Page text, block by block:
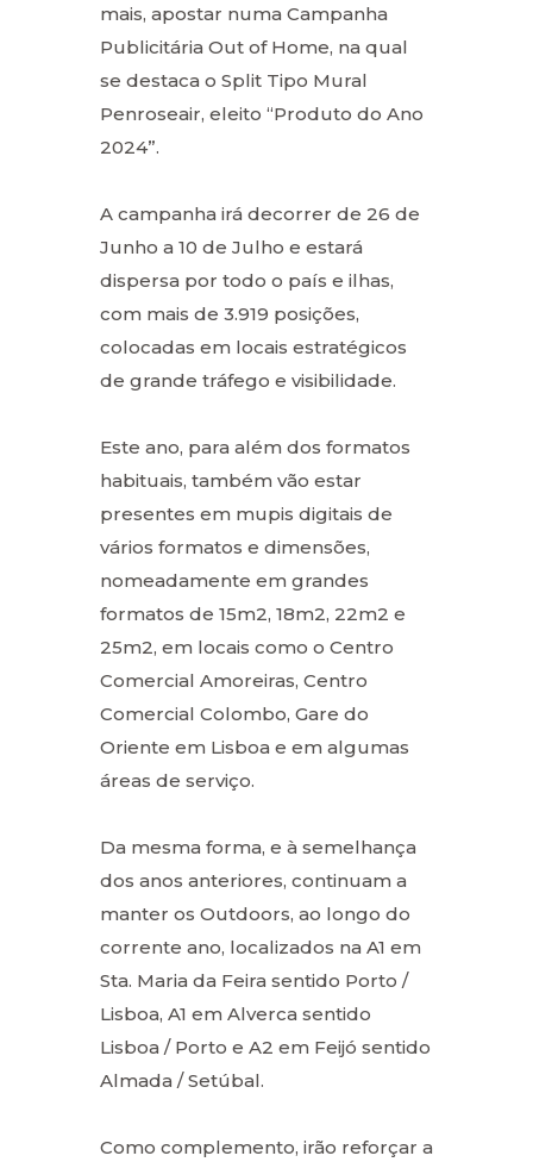
mais, apostar numa Campanha
Publicitária Out of Home, na qual
se destaca o Split Tipo Mural
Penroseair, eleito “Produto do Ano
2024”.
A campanha irá decorrer de 26 de
Junho a 10 de Julho e estará
dispersa por todo o país e ilhas,
com mais de 3.919 posições,
colocadas em locais estratégicos
de grande tráfego e visibilidade.
Este ano, para além dos formatos
habituais, também vão estar
presentes em mupis digitais de
vários formatos e dimensões,
nomeadamente em grandes
formatos de 15m2, 18m2, 22m2 e
25m2, em locais como o Centro
Comercial Amoreiras, Centro
Comercial Colombo, Gare do
Oriente em Lisboa e em algumas
áreas de serviço.
Da mesma forma, e à semelhança
dos anos anteriores, continuam a
manter os Outdoors, ao longo do
corrente ano, localizados na A1 em
Sta. Maria da Feira sentido Porto /
Lisboa, A1 em Alverca sentido
Lisboa / Porto e A2 em Feijó sentido
Almada / Setúbal.
Como complemento, irão reforçar a